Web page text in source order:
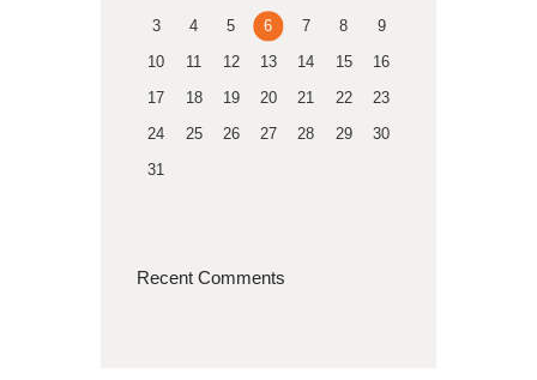
3
4 5 6 7 8
9
10
11 12 13 14 15
16
17
18 19 20 21 22
23
24
25 26 27 28 29
30
31
Recent Comments